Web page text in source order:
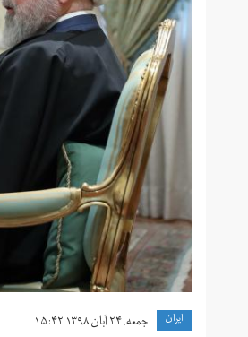
ايران جمعه, ۲۴ آبان ۱۳۹۸ ۱۵:۴۲